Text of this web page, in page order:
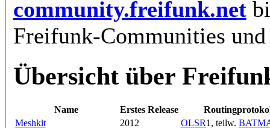
community.freifunk.net
Freifunk-Communities
Übersicht über
Name Erstes Release
Meshkit
2012 OLSR1, teilw.